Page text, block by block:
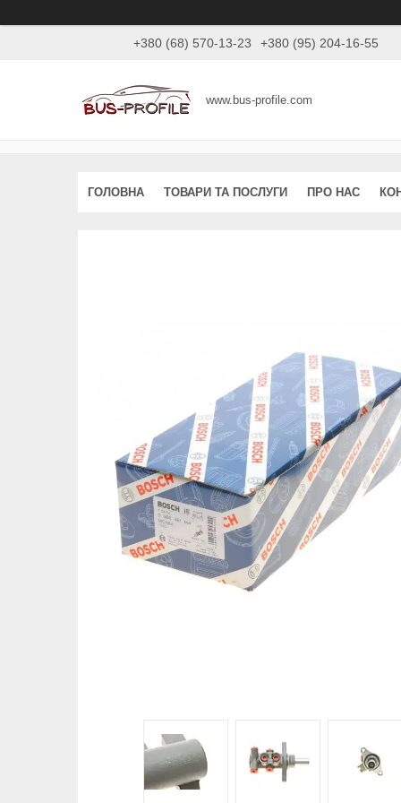
+380 (68) 570-13-23 +380 (95) 204-16-55
www.bus-profile.com
ГОЛОВНА ТОВАРИ ТА ПОСЛУГИ ПРО НАС